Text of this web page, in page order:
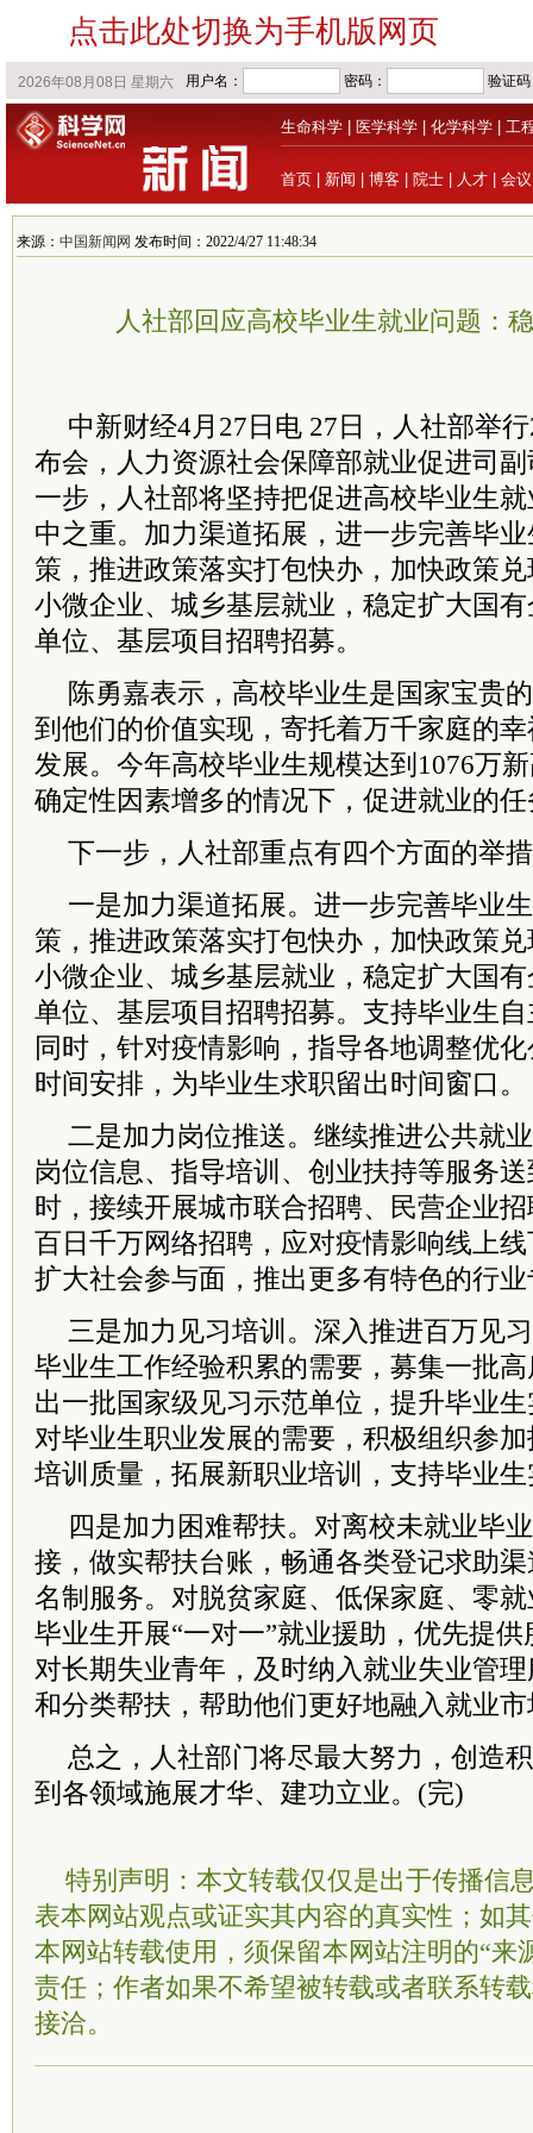
点击此处切换为手机版网页
生命科学 医学科学 化学科学 工
首页 新闻 博客 院士 人才 会议
来源： 中国新闻网 发布时间：2022/4/27 11:48:34
人社部回应高校毕业生就业问题：
中新财经4月27日电 27日，人社部举
布会，人力资源社会保障部就业促进司
一步，人社部将坚持把促进高校毕业生
中之重。加力渠道拓展，进一步完善毕
策，推进政策落实打包快办，加快政策
小微企业、城乡基层就业，稳定扩大国
单位、基层项目招聘招募。
陈勇嘉表示，高校毕业生是国家宝贵
到他们的价值实现，寄托着万千家庭的
发展。今年高校毕业生规模达到1076万
确定性因素增多的情况下，促进就业的
下一步，人社部重点有四个方面的举
一是加力渠道拓展。进一步完善毕业
策，推进政策落实打包快办，加快政策
小微企业、城乡基层就业，稳定扩大国
单位、基层项目招聘招募。支持毕业生
同时，针对疫情影响，指导各地调整优
时间安排，为毕业生求职留出时间窗口。
二是加力岗位推送。继续推进公共就
岗位信息、指导培训、创业扶持等服务
时，接续开展城市联合招聘、民营企业
百日千万网络招聘，应对疫情影响线上
扩大社会参与面，推出更多有特色的行
三是加力见习培训。深入推进百万见
毕业生工作经验积累的需要，募集一批
出一批国家级见习示范单位，提升毕业
对毕业生职业发展的需要，积极组织参
培训质量，拓展新职业培训，支持毕业
四是加力困难帮扶。对离校未就业毕
接，做实帮扶台账，畅通各类登记求助
名制服务。对脱贫家庭、低保家庭、零
毕业生开展“一对一”就业援助，优先提
对长期失业青年，及时纳入就业失业管
和分类帮扶，帮助他们更好地融入就业
总之，人社部门将尽最大努力，创造
到各领域施展才华、建功立业。(完)
特别声明：本文转载仅仅是出于传播信
表本网站观点或证实其内容的真实性；如
本网站转载使用，须保留本网站注明的“来
责任；作者如果不希望被转载或者联系转
接洽。